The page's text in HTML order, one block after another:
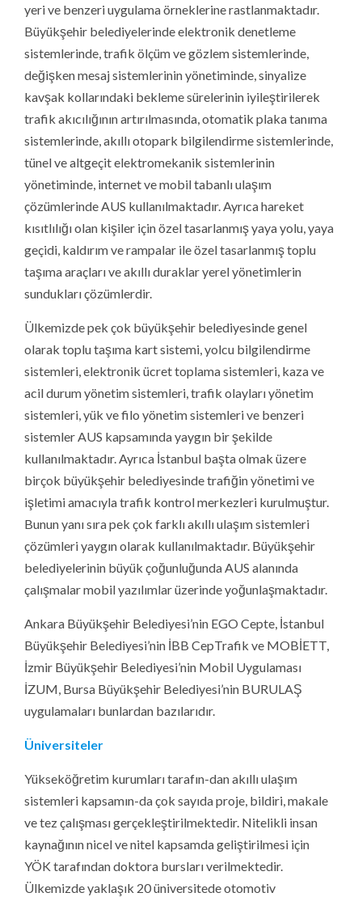
yeri ve benzeri uygulama örneklerine rastlanmaktadır.
Büyükşehir belediyelerinde elektronik denetleme
sistemlerinde, trafik ölçüm ve gözlem sistemlerinde,
değişken mesaj sistemlerinin yönetiminde, sinyalize
kavşak kollarındaki bekleme sürelerinin iyileştirilerek
trafik akıcılığının artırılmasında, otomatik plaka tanıma
sistemlerinde, akıllı otopark bilgilendirme sistemlerinde,
tünel ve altgeçit elektromekanik sistemlerinin
yönetiminde, internet ve mobil tabanlı ulaşım
çözümlerinde AUS kullanılmaktadır. Ayrıca hareket
kısıtlılığı olan kişiler için özel tasarlanmış yaya yolu, yaya
geçidi, kaldırım ve rampalar ile özel tasarlanmış toplu
taşıma araçları ve akıllı duraklar yerel yönetimlerin
sundukları çözümlerdir.
Ülkemizde pek çok büyükşehir belediyesinde genel
olarak toplu taşıma kart sistemi, yolcu bilgilendirme
sistemleri, elektronik ücret toplama sistemleri, kaza ve
acil durum yönetim sistemleri, trafik olayları yönetim
sistemleri, yük ve filo yönetim sistemleri ve benzeri
sistemler AUS kapsamında yaygın bir şekilde
kullanılmaktadır. Ayrıca İstanbul başta olmak üzere
birçok büyükşehir belediyesinde trafiğin yönetimi ve
işletimi amacıyla trafik kontrol merkezleri kurulmuştur.
Bunun yanı sıra pek çok farklı akıllı ulaşım sistemleri
çözümleri yaygın olarak kullanılmaktadır. Büyükşehir
belediyelerinin büyük çoğunluğunda AUS alanında
çalışmalar mobil yazılımlar üzerinde yoğunlaşmaktadır.
Ankara Büyükşehir Belediyesi’nin EGO Cepte, İstanbul
Büyükşehir Belediyesi’nin İBB CepTrafik ve MOBİETT,
İzmir Büyükşehir Belediyesi’nin Mobil Uygulaması
İZUM, Bursa Büyükşehir Belediyesi’nin BURULAŞ
uygulamaları bunlardan bazılarıdır.
Üniversiteler
Yükseköğretim kurumları tarafın-dan akıllı ulaşım
sistemleri kapsamın-da çok sayıda proje, bildiri, makale
ve tez çalışması gerçekleştirilmektedir. Nitelikli insan
kaynağının nicel ve nitel kapsamda geliştirilmesi için
YÖK tarafından doktora bursları verilmektedir.
Ülkemizde yaklaşık 20 üniversitede otomotiv